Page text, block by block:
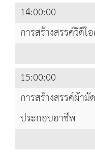
14:00:00
การสร้างสรรค์วิดี
15:00:00
การสร้างสรรค์ผ้า
ประกอบอาชีพ